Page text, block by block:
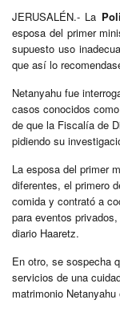
JERUSALÉN.- La
esposa del primer
supuesto uso
que así lo
Netanyahu fue
casos conocidos
de que la Fiscalía de
pidiendo su
La esposa del primer
diferentes, el primero
comida y contrató a
para eventos
diario Haaretz.
En otro, se sospecha
servicios de una
matrimonio